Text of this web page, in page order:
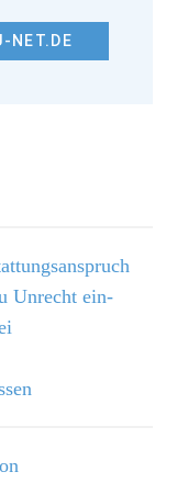
Unrecht ein­
NET.DE